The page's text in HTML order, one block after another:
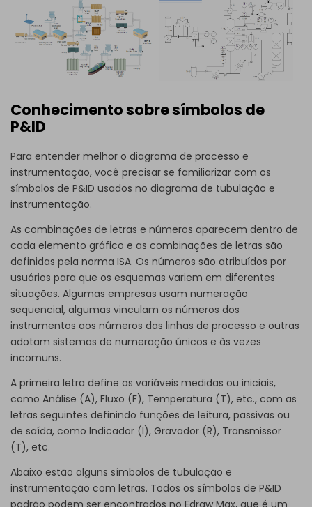
Conhecimento sobre símbolos de
P&ID
Para entender melhor o diagrama de processo e
instrumentação, você precisar se familiarizar com os
símbolos de P&ID usados no diagrama de tubulação e
instrumentação.
As combinações de letras e números aparecem dentro de
cada elemento gráfico e as combinações de letras são
definidas pela norma ISA. Os números são atribuídos por
usuários para que os esquemas variem em diferentes
situações. Algumas empresas usam numeração
sequencial, algumas vinculam os números dos
instrumentos aos números das linhas de processo e outras
adotam sistemas de numeração únicos e às vezes
incomuns.
A primeira letra define as variáveis medidas ou iniciais,
como Análise (A), Fluxo (F), Temperatura (T), etc., com as
letras seguintes definindo funções de leitura, passivas ou
de saída, como Indicador (I), Gravador (R), Transmissor
(T), etc.
Abaixo estão alguns símbolos de tubulação e
instrumentação com letras. Todos os símbolos de P&ID
padrão podem ser encontrados no Edraw Max, que é um